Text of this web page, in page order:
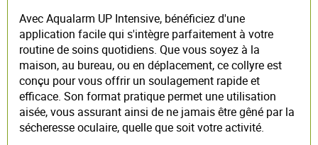
Avec Aqualarm UP Intensive, bénéficiez d'une
application facile qui s'intègre parfaitement à votre
routine de soins quotidiens. Que vous soyez à la
maison, au bureau, ou en déplacement, ce collyre est
conçu pour vous offrir un soulagement rapide et
efficace. Son format pratique permet une utilisation
aisée, vous assurant ainsi de ne jamais être gêné par la
sécheresse oculaire, quelle que soit votre activité.